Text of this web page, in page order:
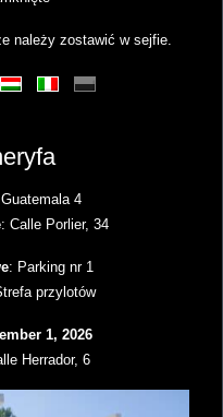
należy zostawić w sejfie.
4
: Calle Porlier, 34
: Parking nr 1
przylotów
1, 2026
Herrador, 6